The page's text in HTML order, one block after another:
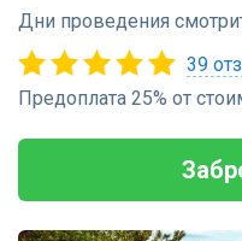
Дни проведения
39
Предоплата 25% от